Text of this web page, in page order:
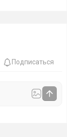
Подписаться